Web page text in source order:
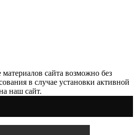
сайта возможно без
в случае установки активной
наш сайт.